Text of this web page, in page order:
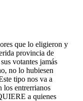
que lo eligieron y
provincia de
votantes jamás
no lo hubiesen
tipo nos va a
los entrerrianos
a quienes